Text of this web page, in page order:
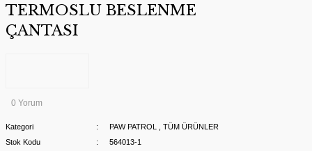
TERMOSLU BESLENME
ÇANTASI
0 Yorum
Kategori PAW PATROL
TÜM ÜRÜNLER
Stok Kodu
564013-1